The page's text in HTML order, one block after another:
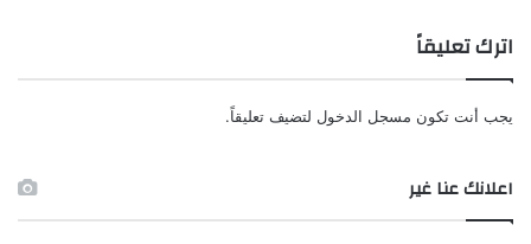
اترك تعليقاً
يجب أنت تكون مسجل الدخول لتضيف تعليقاً.
اعلانك عنا غير